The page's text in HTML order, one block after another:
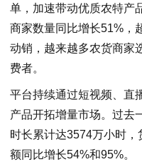
单，加速带动优质农特产
商家数量同比增长51%，
动销，越来越多农货商家
费者。
平台持续通过短视频、直
产品开拓增量市场。过去
时长累计达3574万小时
额同比增长54%和95%。